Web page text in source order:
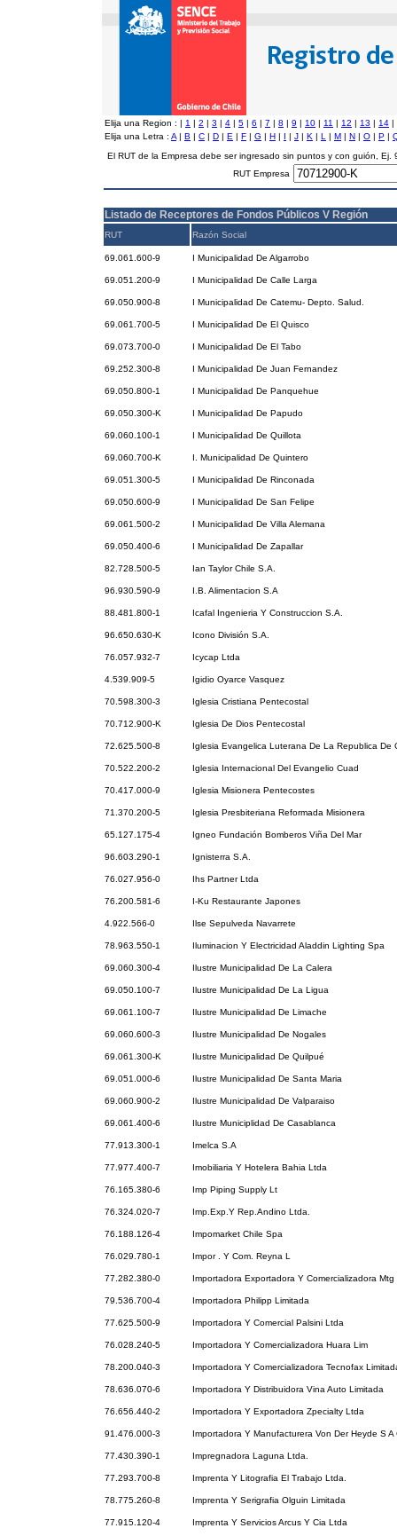
Elija una Region : | 1 | 2 | 3 | 4 | 5 | 6 | 7 | 8 | 9 | 10 | 11 | 12 | 13 | 14 |
Elija una Letra : A | B | C | D | E | F | G | H | I | J | K | L | M | N | O | P |
El RUT de la Empresa debe ser ingresado sin puntos y con guión, Ej.
RUT Empresa
Listado de Receptores de Fondos Públicos V Región
RUT Razón Social
69.061.600-9 I Municipalidad De Algarrobo
69.051.200-9 I Municipalidad De Calle Larga
69.050.900-8 I Municipalidad De Catemu- Depto. Salud.
69.061.700-5 I Municipalidad De El Quisco
69.073.700-0 I Municipalidad De El Tabo
69.252.300-8 I Municipalidad De Juan Fernandez
69.050.800-1 I Municipalidad De Panquehue
69.050.300-K I Municipalidad De Papudo
69.060.100-1 I Municipalidad De Quillota
69.060.700-K I. Municipalidad De Quintero
69.051.300-5 I Municipalidad De Rinconada
69.050.600-9 I Municipalidad De San Felipe
69.061.500-2 I Municipalidad De Villa Alemana
69.050.400-6 I Municipalidad De Zapallar
82.728.500-5 Ian Taylor Chile S.A.
96.930.590-9 I.B. Alimentacion S.A
88.481.800-1 Icafal Ingenieria Y Construccion S.A.
96.650.630-K Icono División S.A.
76.057.932-7 Icycap Ltda
4.539.909-5 Igidio Oyarce Vasquez
70.598.300-3 Iglesia Cristiana Pentecostal
70.712.900-K Iglesia De Dios Pentecostal
72.625.500-8 Iglesia Evangelica Luterana De La Republica De
70.522.200-2 Iglesia Internacional Del Evangelio Cuad
70.417.000-9 Iglesia Misionera Pentecostes
71.370.200-5 Iglesia Presbiteriana Reformada Misionera
65.127.175-4 Igneo Fundación Bomberos Viña Del Mar
96.603.290-1 Ignisterra S.A.
76.027.956-0 Ihs Partner Ltda
76.200.581-6 I-Ku Restaurante Japones
4.922.566-0 Ilse Sepulveda Navarrete
78.963.550-1 Iluminacion Y Electricidad Aladdin Lighting Spa
69.060.300-4 Ilustre Municipalidad De La Calera
69.050.100-7 Ilustre Municipalidad De La Ligua
69.061.100-7 Ilustre Municipalidad De Limache
69.060.600-3 Ilustre Municipalidad De Nogales
69.061.300-K Ilustre Municipalidad De Quilpué
69.051.000-6 Ilustre Municipalidad De Santa Maria
69.060.900-2 Ilustre Municipalidad De Valparaiso
69.061.400-6 Ilustre Municiplidad De Casablanca
77.913.300-1 Imelca S.A
77.977.400-7 Imobiliaria Y Hotelera Bahia Ltda
76.165.380-6 Imp Piping Supply Lt
76.324.020-7 Imp.Exp.Y Rep.Andino Ltda.
76.188.126-4 Impomarket Chile Spa
76.029.780-1 Impor . Y Com. Reyna L
77.282.380-0 Importadora Exportadora Y Comercializadora Mtg
79.536.700-4 Importadora Philipp Limitada
77.625.500-9 Importadora Y Comercial Palsini Ltda
76.028.240-5 Importadora Y Comercializadora Huara Lim
78.200.040-3 Importadora Y Comercializadora Tecnofax
78.636.070-6 Importadora Y Distribuidora Vina Auto Limitada
76.656.440-2 Importadora Y Exportadora Zpecialty Ltda
91.476.000-3 Importadora Y Manufacturera Von Der Heyde S A
77.430.390-1 Impregnadora Laguna Ltda.
77.293.700-8 Imprenta Y Litografia El Trabajo Ltda.
78.775.260-8 Imprenta Y Serigrafia Olguin Limitada
77.915.120-4 Imprenta Y Servicios Arcus Y Cia Ltda